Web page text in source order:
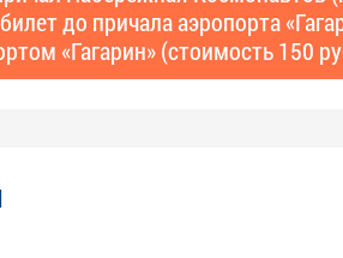
до причала аэропорта
«Гагарин» (стоимость 150